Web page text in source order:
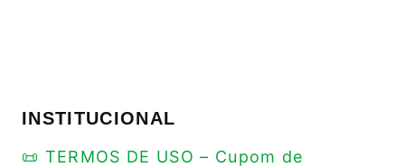
INSTITUCIONAL
📜 TERMOS DE USO – Cupom de